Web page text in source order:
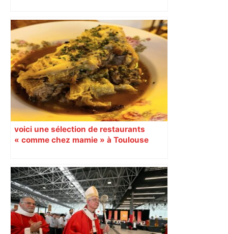
voici une sélection de restaurants
« comme chez mamie » à Toulouse